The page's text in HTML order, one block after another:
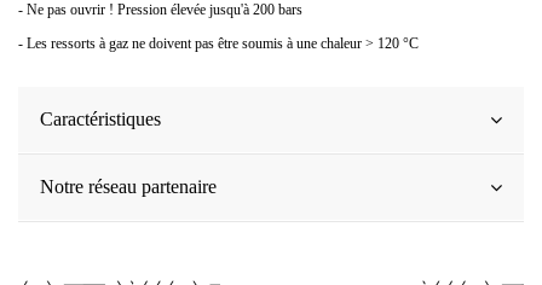
- Ne pas ouvrir ! Pression élevée jusqu'à 200 bars
- Les ressorts à gaz ne doivent pas être soumis à une chaleur > 120 °C
Caractéristiques
Notre réseau partenaire